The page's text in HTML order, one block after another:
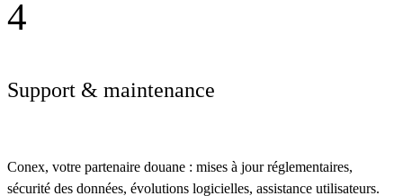
4
Support & maintenance
Conex, votre partenaire douane : mises à jour réglementaires,
sécurité des données, évolutions logicielles, assistance utilisateurs.